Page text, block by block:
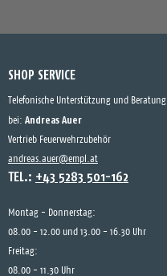
SHOP SERVICE
Telefonische Unterstützung und Beratung
bei: Andreas Auer
Vertrieb Feuerwehrzubehör
andreas.auer@empl.at
TEL.: +43 5283 501-162
Montag - Donnerstag:
08.00 - 12.00 und 13.00 - 16.30 Uhr
Freitag:
08.00 - 11.30 Uhr